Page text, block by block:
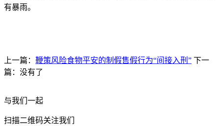
有暴雨。
上一篇： 鞭策风险食物平安的制假售假行为“间接入刑” 下一
篇：没有了
与我们一起
扫描二维码关注我们